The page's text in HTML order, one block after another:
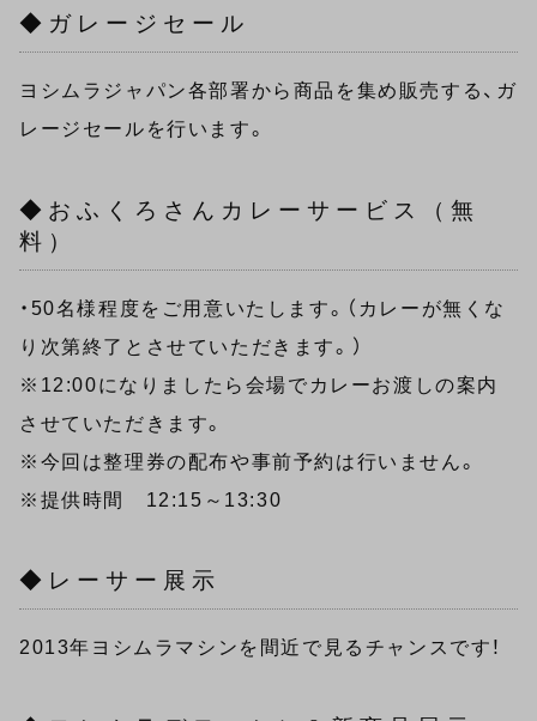
◆ガレージセール
ヨシムラジャパン各部署から商品を集め販売する、ガ
レージセールを行います。
◆おふくろさんカレーサービス（無
料）
・50名様程度をご用意いたします。（カレーが無くな
り次第終了とさせていただきます。）
※12:00になりましたら会場でカレーお渡しの案内
させていただきます。
※今回は整理券の配布や事前予約は行いません。
※提供時間 12:15～13:30
◆レーサー展示
2013年ヨシムラマシンを間近で見るチャンスです！